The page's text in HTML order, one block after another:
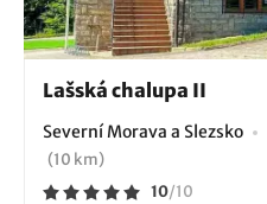
Lašská chalupa II
Severní Morava a Slezsko
(10 km)
10/10